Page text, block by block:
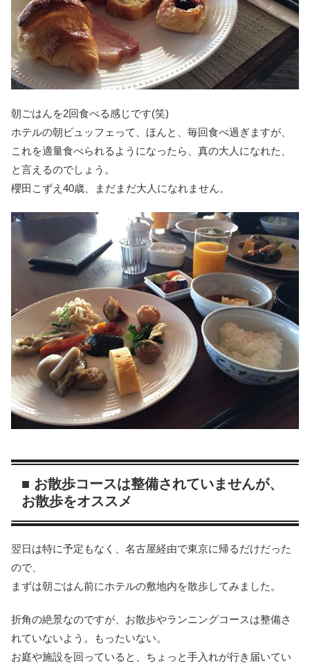
朝ごはんを2回食べる感じです(笑)
ホテルの朝ビュッフェって、ほんと、毎回食べ過ぎますが、
これを適量食べられるようになったら、真の大人になれた、
と言えるのでしょう。
櫻田こずえ40歳、まだまだ大人になれません。
■ お散歩コースは整備されていませんが、
お散歩をオススメ
翌日は特に予定もなく、名古屋経由で東京に帰るだけだった
ので、
まずは朝ごはん前にホテルの敷地内を散歩してみました。
折角の絶景なのですが、お散歩やランニングコースは整備さ
れていないよう。もったいない。
お庭や施設を回っていると、ちょっと手入れが行き届いてい